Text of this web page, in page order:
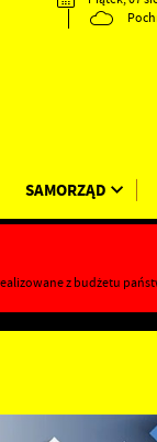
SAMORZĄD
z budżetu